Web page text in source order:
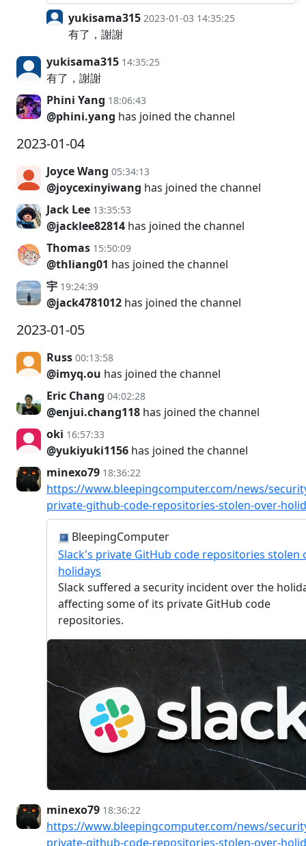
yukisama315 2023-01-03 14:35:25
有了，謝謝
yukisama315 14:35:25
有了，謝謝
Phini Yang 18:06:43
@phini.yang has joined the channel
2023-01-04
Joyce Wang 05:34:13
@joycexinyiwang has joined the channel
Jack Lee 13:35:53
@jacklee82814 has joined the channel
Thomas 15:50:09
@thliang01 has joined the channel
宇 19:24:39
@jack4781012 has joined the channel
2023-01-05
Russ 00:13:58
@imyq.ou has joined the channel
Eric Chang 04:02:28
@enjui.chang118 has joined the channel
oki 16:57:33
@yukiyuki1156 has joined the channel
minexo79 18:36:22
https://www.bleepingcomputer.com/news/
private-github-code-repositories-stolen-over-
BleepingComputer
Slack's private GitHub code repositories stolen
holidays
Slack suffered a security incident over the
affecting some of its private GitHub code
repositories.
minexo79 18:36:22
https://www.bleepingcomputer.com/news/
private-github-code-repositories-stolen-over-